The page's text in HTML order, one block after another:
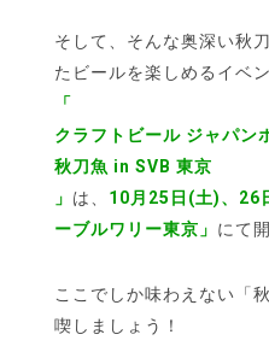
そして、そんな奥深い秋
たビールを楽しめるイベ
「
クラフトビール ジャパ
秋刀魚 in SVB 東京
」 は、 10月25日(土)、26
ーブルワリー東京」 にて
ここでしか味わえない「
喫しましょう！